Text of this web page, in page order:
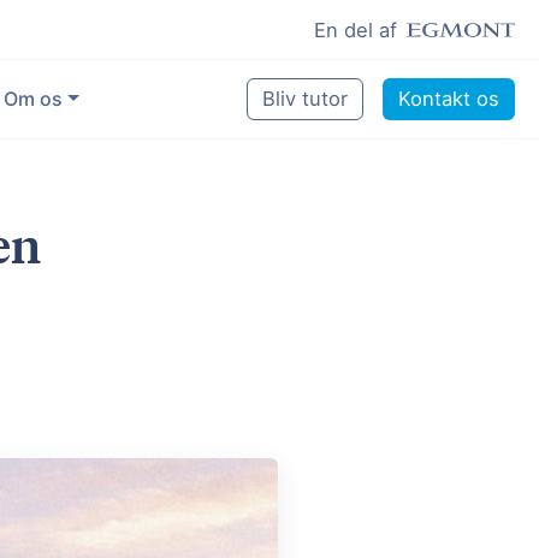
En del af
Om os Bliv tutor Kontakt os